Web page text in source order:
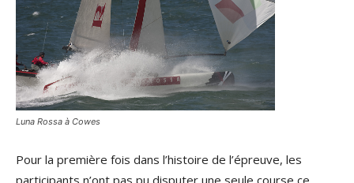
Luna Rossa à Cowes
Pour la première fois dans l’histoire de l’épreuve, les
participants n’ont pas pu disputer une seule course ce